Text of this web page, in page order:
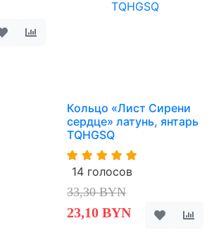
Кольцо «Лист Сирени
сердце» латунь, янтарь
TQHGSQ
14 голосов
33,30 BYN
23,10 BYN